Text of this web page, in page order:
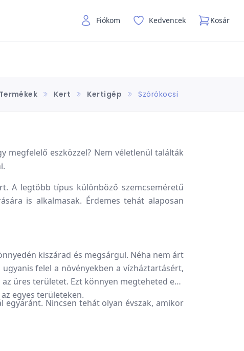
Fiókom Kedvencek Kosár
Termékek Kert Kertigép Szórókocsi
megfelelő eszközzel? Nem véletlenül találták
A legtöbb típus különböző szemcseméretű
is alkalmasak. Érdemes tehát alaposan
kiszárad és megsárgul. Néha nem árt
felel a növényekben a vízháztartásért,
üres területet. Ezt könnyen megteheted egy
egyes területeken.
egyaránt. Nincsen tehát olyan évszak, amikor